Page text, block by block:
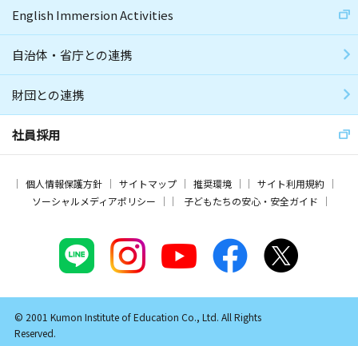
English Immersion Activities
自治体・省庁との連携
財団との連携
社員採用
個人情報保護方針 サイトマップ 推奨環境
サイト利用規約
ソーシャルメディアポリシー
子どもたちの安心・安全ガイド
© 2001 Kumon Institute of Education Co., Ltd. All Rights
Reserved.